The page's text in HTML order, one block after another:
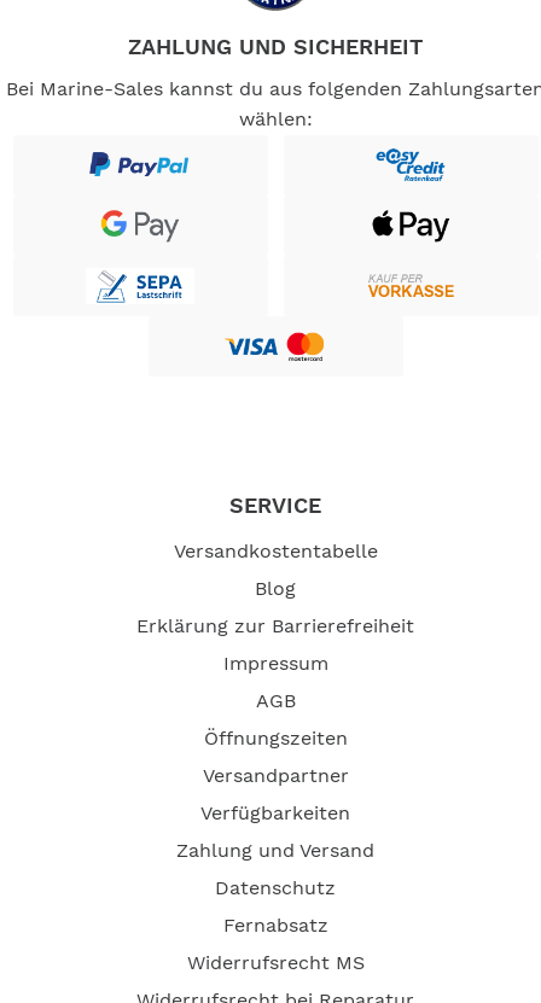
ZAHLUNG UND SICHERHEIT
Bei Marine-Sales kannst du aus folgenden
wählen:
SERVICE
Versandkostentabelle
Blog
Erklärung zur Barrierefreiheit
Impressum
AGB
Öffnungszeiten
Versandpartner
Verfügbarkeiten
Zahlung und Versand
Datenschutz
Fernabsatz
Widerrufsrecht MS